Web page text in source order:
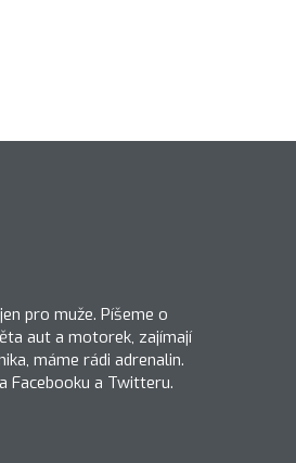
pro muže. Píšeme o
aut a motorek, zajímají
máme rádi adrenalin.
Facebooku a Twitteru.